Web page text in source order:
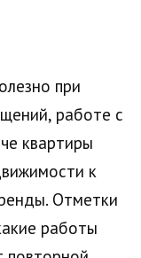
при
работе с
квартиры
к
Отметки
работы